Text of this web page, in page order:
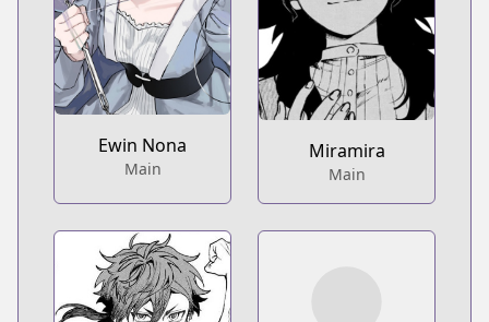
Ewin Nona
Main
Miramira
Main